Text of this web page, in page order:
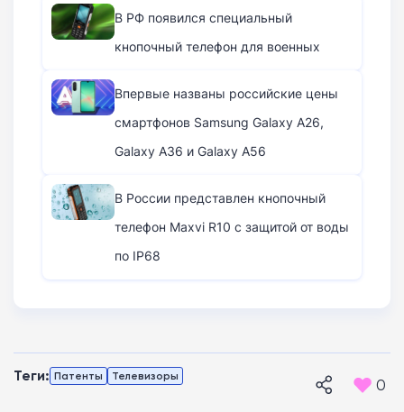
В РФ появился специальный
кнопочный телефон для военных
Впервые названы российские цены
смартфонов Samsung Galaxy A26,
Galaxy A36 и Galaxy A56
В России представлен кнопочный
телефон Maxvi R10 с защитой от воды
по IP68
Теги: Патенты Телевизоры 0